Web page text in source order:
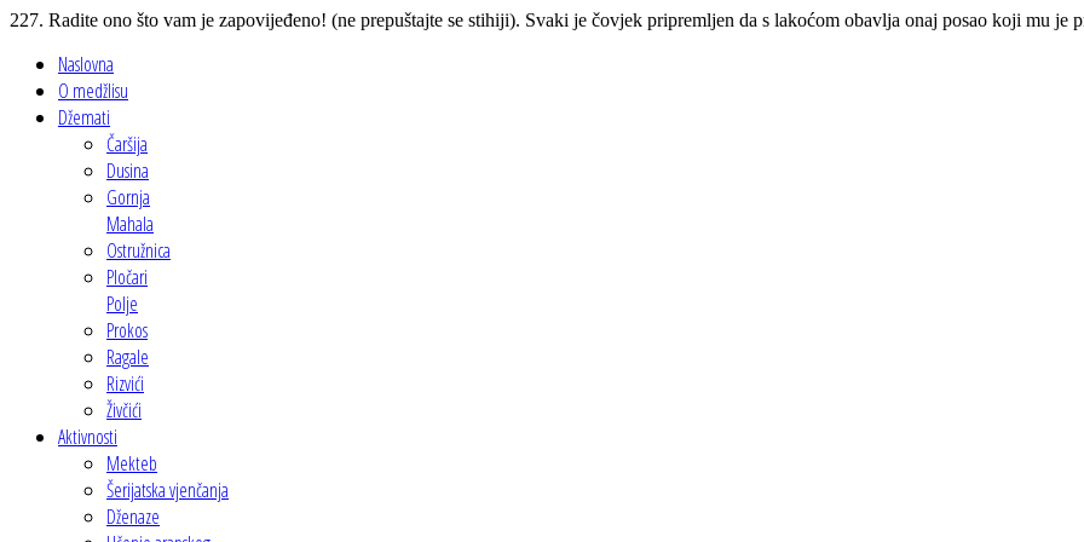
227. Radite ono što vam je zapovijeđeno! (ne prepuštajte se stihiji). Svaki je čovjek pripremljen da s lakoćom obavlja onaj posao koji mu je
Naslovna
O medžlisu
Džemati
Čaršija
Dusina
Gornja
Mahala
Ostružnica
Pločari
Polje
Prokos
Ragale
Rizvići
Živčići
Aktivnosti
Mekteb
Šerijatska vjenčanja
Dženaze